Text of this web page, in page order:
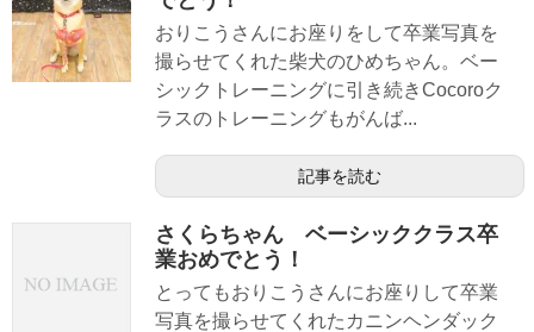
おりこうさんにお座りをして卒業写真を
撮らせてくれた柴犬のひめちゃん。ベー
シックトレーニングに引き続きCocoroク
ラスのトレーニングもがんば...
記事を読む
さくらちゃん ベーシッククラス卒
業おめでとう！
とってもおりこうさんにお座りして卒業
写真を撮らせてくれたカニンヘンダック